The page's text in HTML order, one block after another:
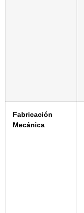
Fabricación
Mecánica